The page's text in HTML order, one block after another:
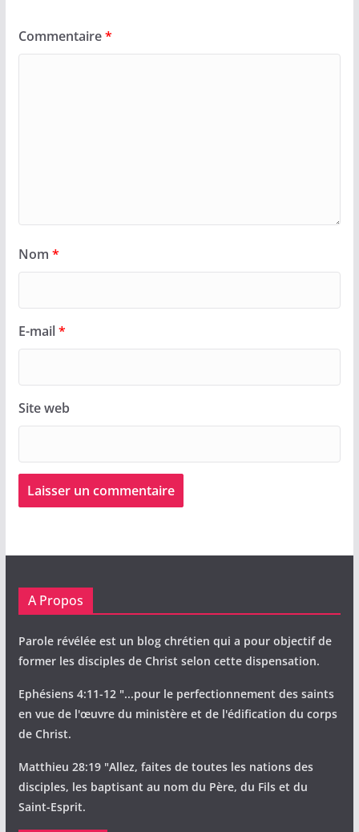
Commentaire*
Nom *
E-mail*
Site web
A Propos
Parole révélée est un blog chrétien qui a pour objectif de
former les disciples de Christ selon cette dispensation.
Ephésiens 4:11-12 "...pour le perfectionnement des saints
en vue de l'œuvre du ministère et de l'édification du corps
de Christ.
Matthieu 28:19 "Allez, faites de toutes les nations des
disciples, les baptisant au nom du Père, du Fils et du
Saint-Esprit.